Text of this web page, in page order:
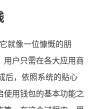
就像一位慷慨的朋
用户只需在各大应用商
后，依照系统的贴心
使用钱包的基本功能之